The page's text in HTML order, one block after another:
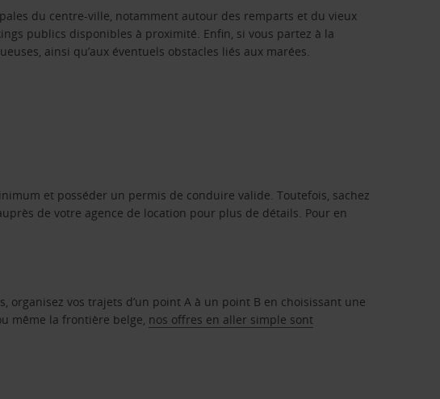
du centre-ville, notamment autour des remparts et du vieux
publics disponibles à proximité. Enfin, si vous partez à la
ainsi qu’aux éventuels obstacles liés aux marées.
et posséder un permis de conduire valide. Toutefois, sachez
de votre agence de location pour plus de détails. Pour en
vos trajets d’un point A à un point B en choisissant une
même la frontière belge, nos offres en aller simple sont